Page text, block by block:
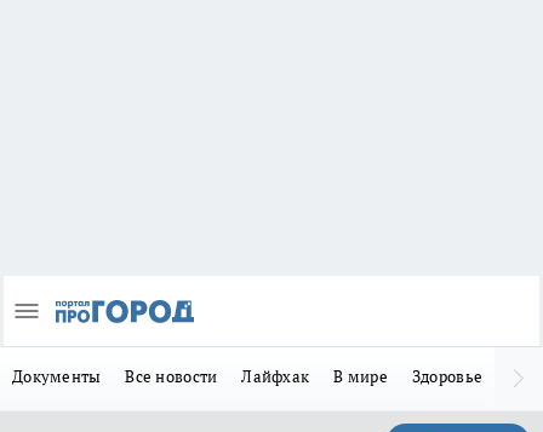
Документы Все новости Лайфхак В мире Здоровье